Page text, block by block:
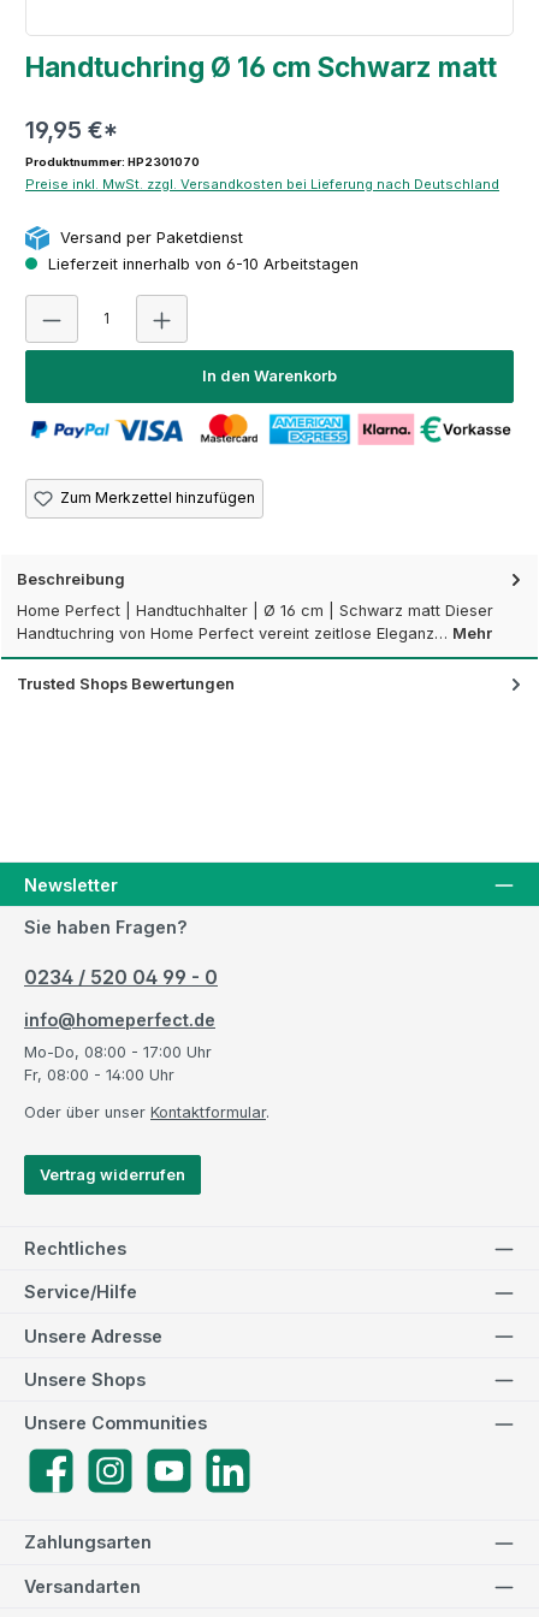
Handtuchring Ø 16 cm Schwarz matt
19,95 €*
Produktnummer: HP2301070
Preise inkl. MwSt. zzgl. Versandkosten bei Lieferung nach Deutschland
Versand per Paketdienst
Lieferzeit innerhalb von 6-10 Arbeitstagen
In den Warenkorb
Zum Merkzettel hinzufügen
Beschreibung
Home Perfect | Handtuchhalter | Ø 16 cm | Schwarz matt Dieser
Handtuchring von Home Perfect vereint zeitlose Eleganz… Mehr
Trusted Shops Bewertungen
Newsletter
Sie haben Fragen?
0234 / 520 04 99 - 0
info@homeperfect.de
Mo-Do, 08:00 - 17:00 Uhr
Fr, 08:00 - 14:00 Uhr
Oder über unser Kontaktformular.
Vertrag widerrufen
Rechtliches
Service/Hilfe
Zahlungsarten
Versandarten
Unsere Adresse
Unsere Communities
FacebookInstagramYouTube
Unsere Shops